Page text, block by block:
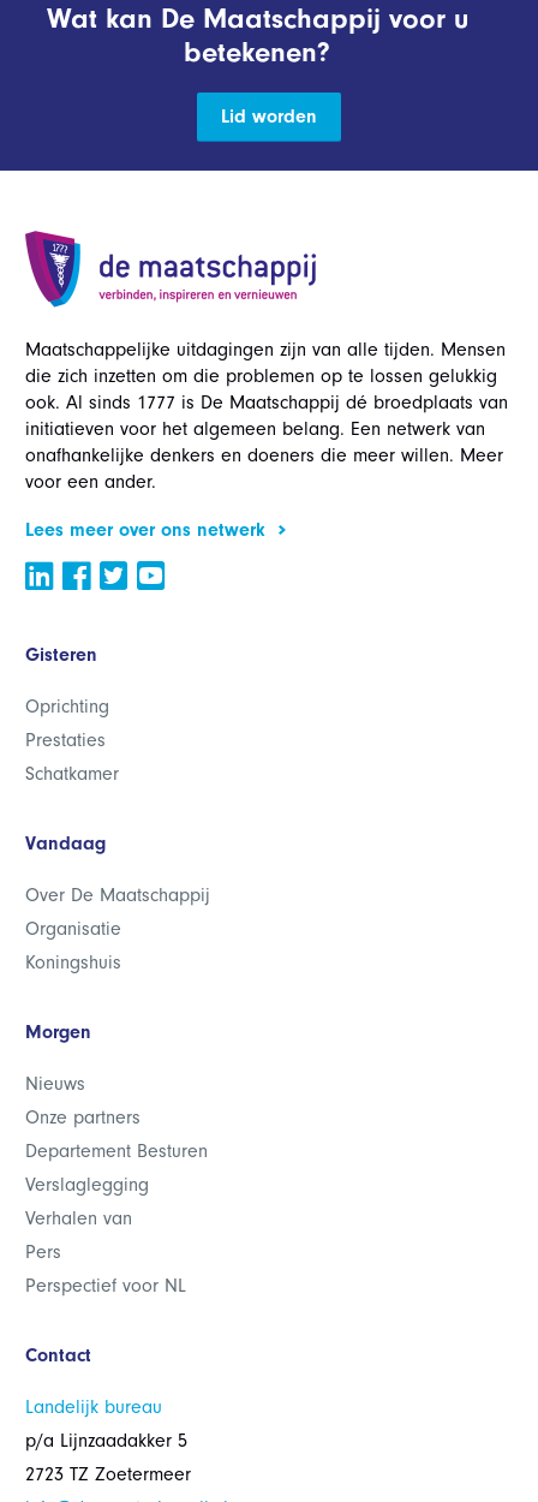
Wat kan De Maatschappij voor u
betekenen?
Lid worden
Maatschappelijke uitdagingen zijn van alle tijden. Mensen
die zich inzetten om die problemen op te lossen gelukkig
ook. Al sinds 1777 is De Maatschappij dé broedplaats van
initiatieven voor het algemeen belang. Een netwerk van
onafhankelijke denkers en doeners die meer willen. Meer
voor een ander.
Lees meer over ons netwerk
Gisteren
Oprichting
Prestaties
Schatkamer
Vandaag
Over De Maatschappij
Organisatie
Koningshuis
Morgen
Nieuws
Onze partners
Departement Besturen
Verslaglegging
Verhalen van
Pers
Perspectief voor NL
Contact
Landelijk bureau
p/a Lijnzaadakker 5
2723 TZ Zoetermeer